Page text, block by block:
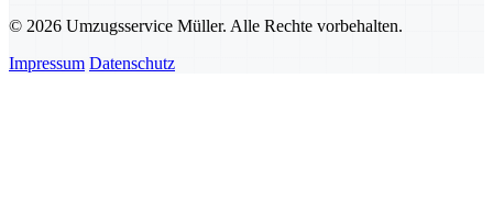
© 2026 Umzugsservice Müller. Alle Rechte vorbehalten.
Impressum Datenschutz